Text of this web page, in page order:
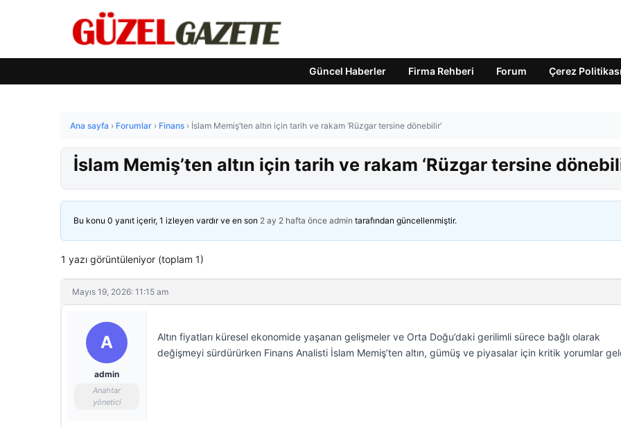
Güncel Haberler Firma Rehberi Forum Çerez Politikası
Ana sayfa › Forumlar › Finans › İslam Memiş’ten altın için tarih ve rakam ‘Rüzgar tersine dönebilir’
İslam Memiş’ten altın için tarih ve rakam ‘Rüzgar tersine
Bu konu 0 yanıt içerir, 1 izleyen vardır ve en son 2 ay 2 hafta önce admin tarafından güncellenmiştir.
1 yazı görüntüleniyor (toplam 1)
Mayıs 19, 2026: 11:15 am
A
admin
Anahtar
yönetici
Altın fiyatları küresel ekonomide yaşanan gelişmeler ve Orta Doğu’daki gerilimli sürece bağlı olarak
değişmeyi sürdürürken Finans Analisti İslam Memiş’ten altın, gümüş ve piyasalar için kritik yorumlar